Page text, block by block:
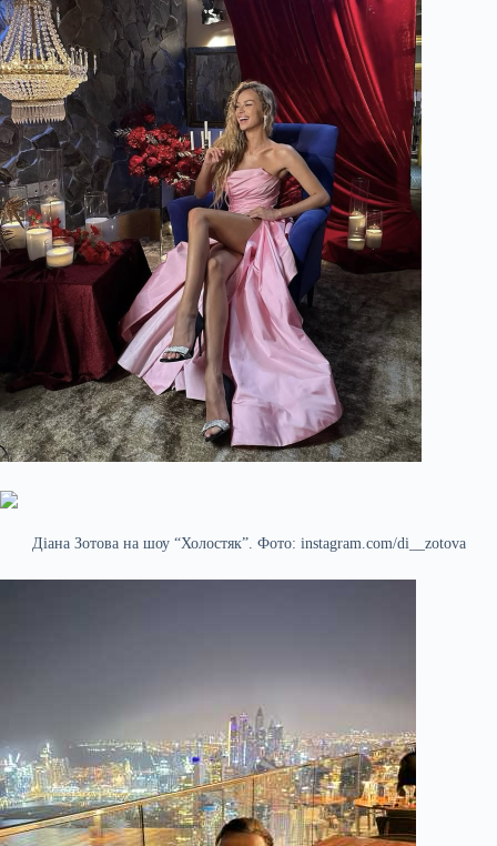
Діана Зотова на шоу “Холостяк”. Фото: instagram.com/di__zotova